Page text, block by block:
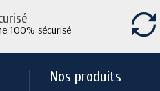
100% sécurisé
Nos produits